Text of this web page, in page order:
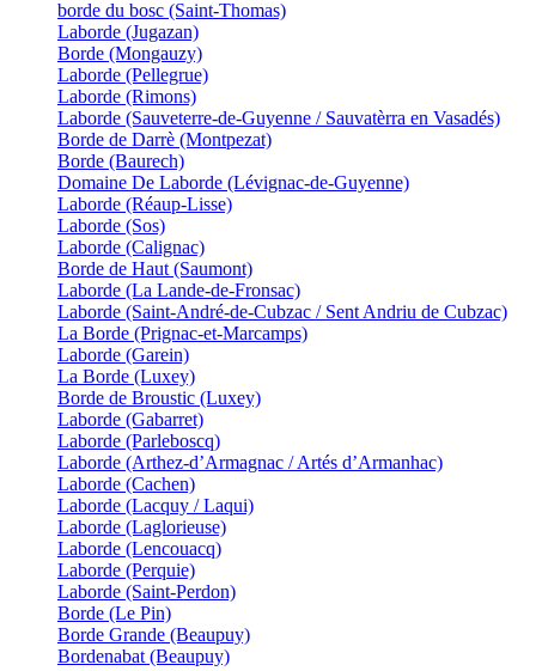
borde du bosc (Saint-Thomas)
Laborde (Jugazan)
Borde (Mongauzy)
Laborde (Pellegrue)
Laborde (Rimons)
Laborde (Sauveterre-de-Guyenne / Sauvatèrra en Vasadés)
Borde de Darrè (Montpezat)
Borde (Baurech)
Domaine De Laborde (Lévignac-de-Guyenne)
Laborde (Réaup-Lisse)
Laborde (Sos)
Laborde (Calignac)
Borde de Haut (Saumont)
Laborde (La Lande-de-Fronsac)
Laborde (Saint-André-de-Cubzac / Sent Andriu de Cubzac)
La Borde (Prignac-et-Marcamps)
Laborde (Garein)
La Borde (Luxey)
Borde de Broustic (Luxey)
Laborde (Gabarret)
Laborde (Parleboscq)
Laborde (Arthez-d’Armagnac / Artés d’Armanhac)
Laborde (Cachen)
Laborde (Lacquy / Laqui)
Laborde (Laglorieuse)
Laborde (Lencouacq)
Laborde (Perquie)
Laborde (Saint-Perdon)
Borde (Le Pin)
Borde Grande (Beaupuy)
Bordenabat (Beaupuy)